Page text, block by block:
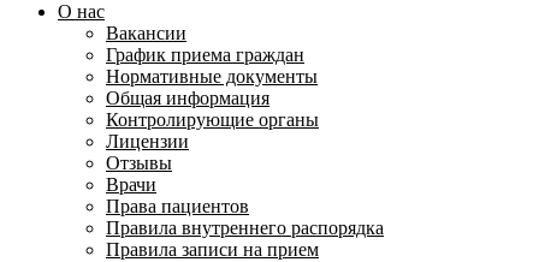
О нас
Вакансии
График приема граждан
Нормативные документы
Общая информация
Контролирующие органы
Лицензии
Отзывы
Врачи
Права пациентов
Правила внутреннего распорядка
Правила записи на прием